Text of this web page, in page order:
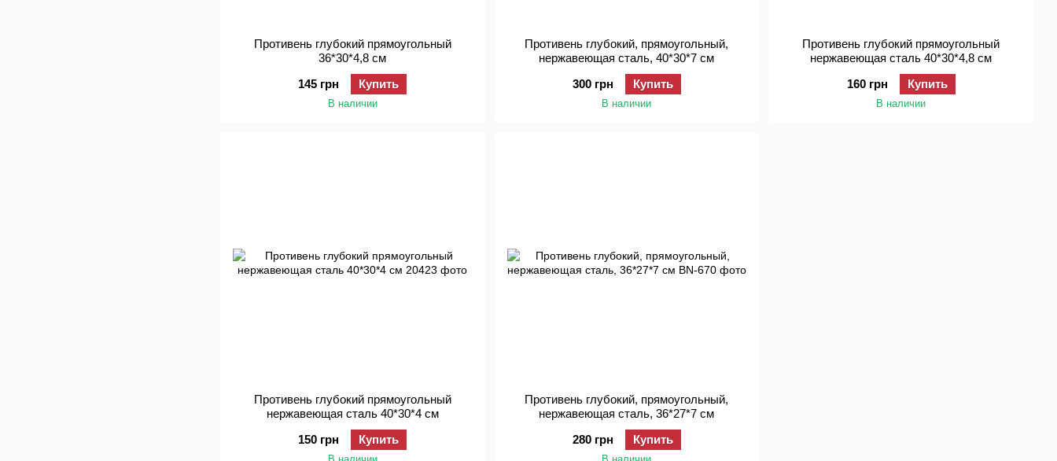
Противень глубокий прямоугольный
36*30*4,8 см
145 грн
Купить
В наличии
Противень глубокий, прямоугольный,
нержавеющая сталь, 40*30*7 см
300 грн
Купить
В наличии
Противень глубокий прямоугольный
нержавеющая сталь 40*30*4,8 см
160 грн
Купить
В наличии
Противень глубокий прямоугольный
нержавеющая сталь 40*30*4 см
150 грн
Купить
Противень глубокий, прямоугольный,
нержавеющая сталь, 36*27*7 см
280 грн
Купить